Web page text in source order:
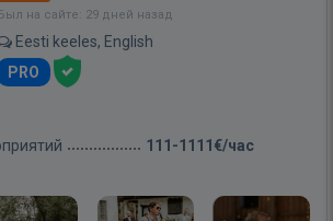
Был на сайте: 29 дней назад
Eesti keeles, English
PRO
111-1111€/час